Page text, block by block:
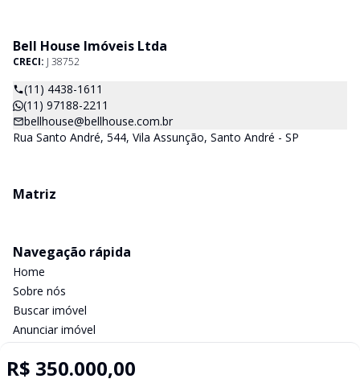
R$ 350.000,00
Bell House Imóveis Ltda
CRECI: J 38752
(11) 4438-1611
(11) 97188-2211
bellhouse@bellhouse.com.br
Rua Santo André, 544, Vila Assunção, Santo André - SP
Matriz
Navegação rápida
Home
Sobre nós
Buscar imóvel
Anunciar imóvel